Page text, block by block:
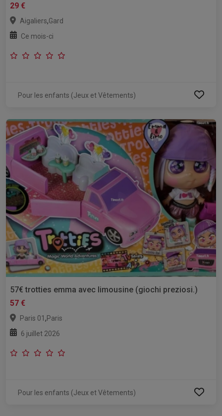
29 €
Aigaliers,Gard
Ce mois-ci
Pour les enfants (Jeux et Vêtements)
57€ trotties emma avec limousine (giochi preziosi.)
57 €
Paris 01 ,Paris
6 juillet 2026
Pour les enfants (Jeux et Vêtements)